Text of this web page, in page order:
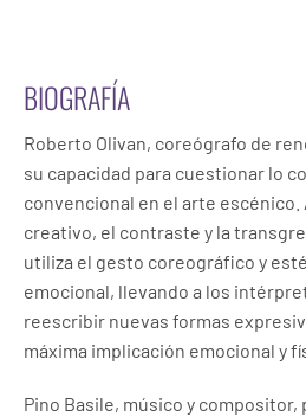
BIOGRAFÍA
Roberto Olivan, coreógrafo de
su capacidad para cuestionar lo
convencional en el arte
creativo, el contraste y la
utiliza el gesto coreográfico y
emocional, llevando a los
reescribir nuevas formas
máxima implicación emocional y
Pino Basile, músico y